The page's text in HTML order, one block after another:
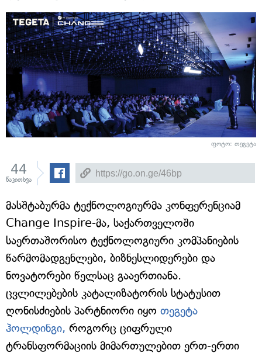
ფოტო: თეგეტა
44
წაკითხვა
მასშტაბურმა ტექნოლოგიურმა კონფერენციამ
Change Inspire-მა, საქართველოში
საერთაშორისო ტექნოლოგიური კომპანიების
წარმომადგენლები, ბიზნესლიდერები და
ნოვატორები წელსაც გააერთიანა.
ცვლილებების კატალიზატორის სტატუსით
ღონისძიების პარტნიორი იყო თეგეტა
ჰოლდინგი, როგორც ციფრული
ტრანსფორმაციის მიმართულებით ერთ-ერთი